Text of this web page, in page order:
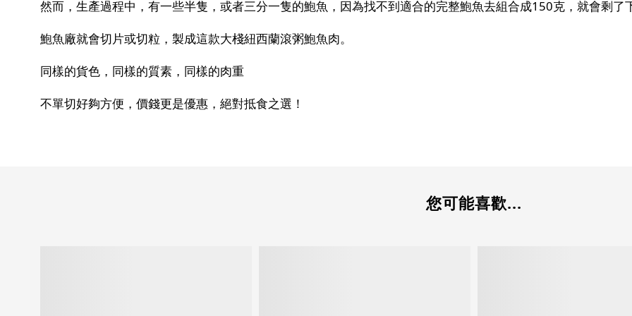
然而，生產過程中，有一些半隻，或者三分一隻的鮑魚，因為找不到適合的完整鮑魚去組合成150克，就會剩了
鮑魚廠就會切片或切粒，製成這款大棧紐西蘭滾粥鮑魚肉。
同樣的貨色，同樣的質素，同樣的肉重
不單切好夠方便，價錢更是優惠，絕對抵食之選！
您可能喜歡...